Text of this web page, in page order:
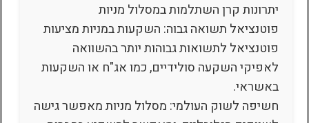
יתרונות קרן השתלמות במסלול מניות
פוטנציאל תשואה גבוה: השקעות במניות מציעות
פוטנציאל לתשואות גבוהות יותר בהשוואה
לאפיקי השקעה סולידיים, כמו אג"ח או השקעות
באשראי.
חשיפה לשוק העולמי: מסלול מניות מאפשר גישה